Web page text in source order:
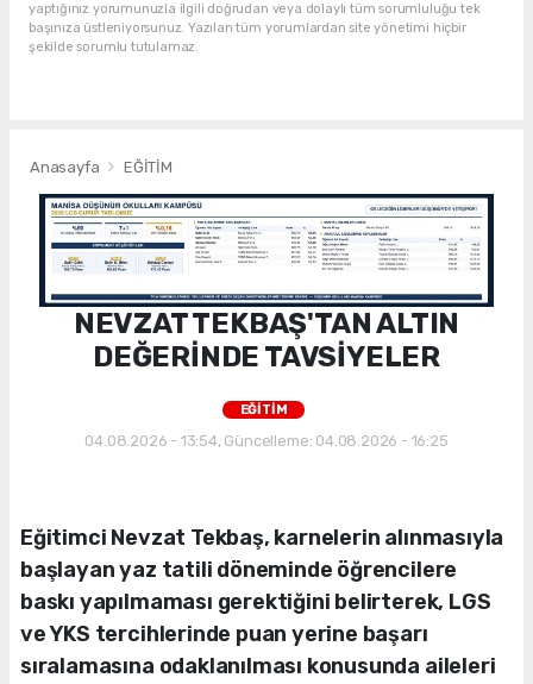
yaptığınız yorumunuzla ilgili doğrudan veya dolaylı tüm sorumluluğu tek
başınıza üstleniyorsunuz. Yazılan tüm yorumlardan site yönetimi hiçbir
şekilde sorumlu tutulamaz.
Anasayfa EĞİTİM
NEVZAT TEKBAŞ'TAN ALTIN
DEĞERİNDE TAVSİYELER
EĞİTİM
04.08.2026 - 13:54, Güncelleme: 04.08.2026 - 16:25
Eğitimci Nevzat Tekbaş, karnelerin alınmasıyla
başlayan yaz tatili döneminde öğrencilere
baskı yapılmaması gerektiğini belirterek, LGS
ve YKS tercihlerinde puan yerine başarı
sıralamasına odaklanılması konusunda aileleri